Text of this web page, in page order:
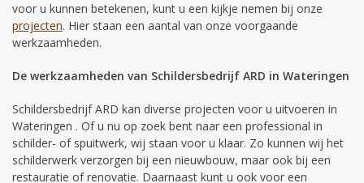
voor u kunnen betekenen, kunt u een kijkje nemen bij onze
projecten. Hier staan een aantal van onze voorgaande
werkzaamheden.
De werkzaamheden van Schildersbedrijf ARD in Wateringen
Schildersbedrijf ARD kan diverse projecten voor u uitvoeren in
Wateringen . Of u nu op zoek bent naar een professional in
schilder- of spuitwerk, wij staan voor u klaar. Zo kunnen wij het
schilderwerk verzorgen bij een nieuwbouw, maar ook bij een
restauratie of renovatie. Daarnaast kunt u ook voor een